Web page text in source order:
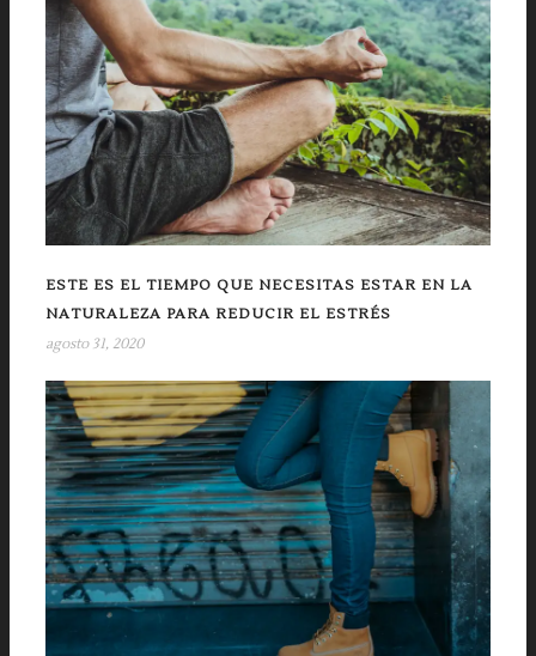
ESTE ES EL TIEMPO QUE NECESITAS ESTAR EN LA
NATURALEZA PARA REDUCIR EL ESTRÉS
agosto 31, 2020